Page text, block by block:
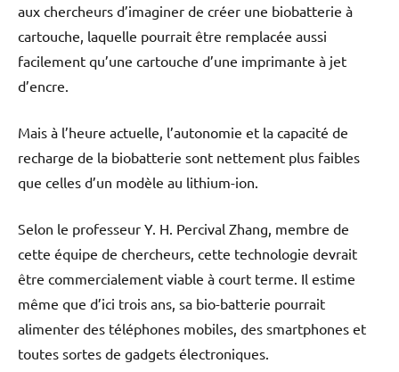
aux chercheurs d’imaginer de créer une biobatterie à
cartouche, laquelle pourrait être remplacée aussi
facilement qu’une cartouche d’une imprimante à jet
d’encre.
Mais à l’heure actuelle, l’autonomie et la capacité de
recharge de la biobatterie sont nettement plus faibles
que celles d’un modèle au lithium-ion.
Selon le professeur Y. H. Percival Zhang, membre de
cette équipe de chercheurs, cette technologie devrait
être commercialement viable à court terme. Il estime
même que d’ici trois ans, sa bio-batterie pourrait
alimenter des téléphones mobiles, des smartphones et
toutes sortes de gadgets électroniques.